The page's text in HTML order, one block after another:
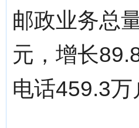
邮政业务总
元，增长
电话459.3万